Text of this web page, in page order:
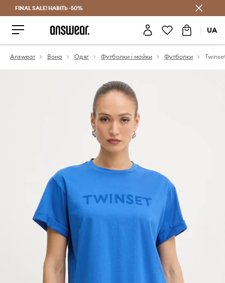
Заощаджуй з Answear Club
FINAL SALE! НАВІТЬ -50%
UA
Answear Вона Одяг Футболки і майки Футболки